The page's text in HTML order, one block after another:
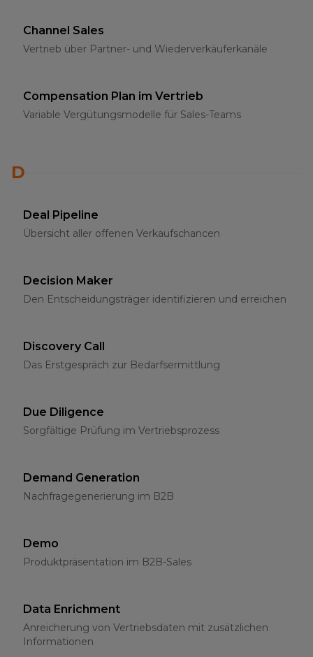
Channel Sales
Vertrieb über Partner- und Wiederverkäuferkanäle
Compensation Plan im Vertrieb
Variable Vergütungsmodelle für Sales-Teams
D
Deal Pipeline
Übersicht aller offenen Verkaufschancen
Decision Maker
Den Entscheidungsträger identifizieren und erreichen
Discovery Call
Das Erstgespräch zur Bedarfsermittlung
Due Diligence
Sorgfältige Prüfung im Vertriebsprozess
Demand Generation
Nachfragegenerierung im B2B
Demo
Produktpräsentation im B2B-Sales
Data Enrichment
Anreicherung von Vertriebsdaten mit zusätzlichen
Informationen